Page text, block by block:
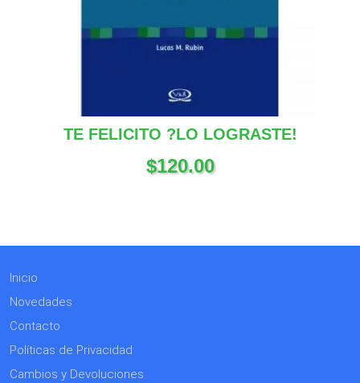
TE FELICITO ?LO LOGRASTE!
$120.00
Inicio
Novedades
Contacto
Políticas de Privacidad
Cambios y Devoluciones